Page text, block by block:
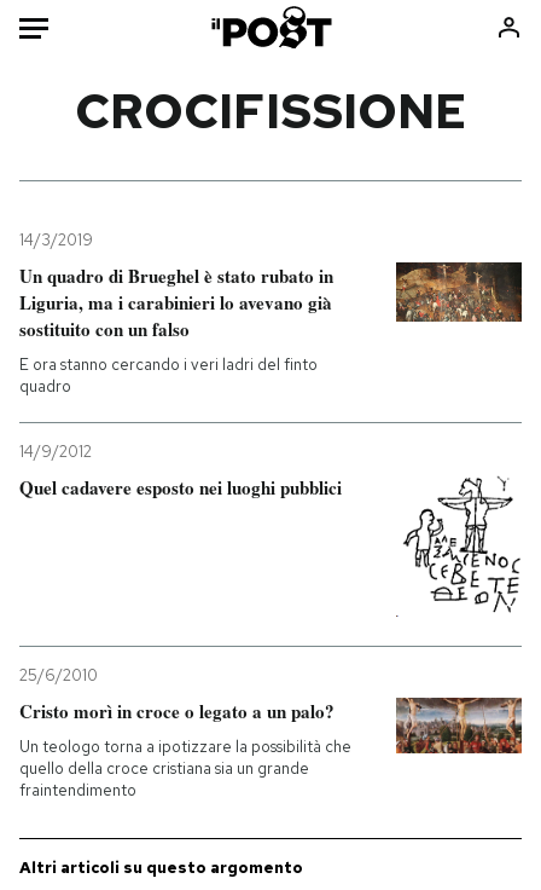
Mondo
Politica
Tecnologia
Internet
Scienza
Economia
Sport
Consumismi
Storie/Idee
Media
Mondiali calcio 2026
NEWSLETTER
I MIEI PREFERITI
CROCIFISSIONE
14/3/2019
Un quadro di Brueghel è stato rubato in
Liguria, ma i carabinieri lo avevano già
sostituito con un falso
E ora stanno cercando i veri ladri del finto
quadro
14/9/2012
Quel cadavere esposto nei luoghi pubblici
25/6/2010
Cristo morì in croce o legato a un palo?
Un teologo torna a ipotizzare la possibilità che
quello della croce cristiana sia un grande
fraintendimento
Altri articoli su questo argomento